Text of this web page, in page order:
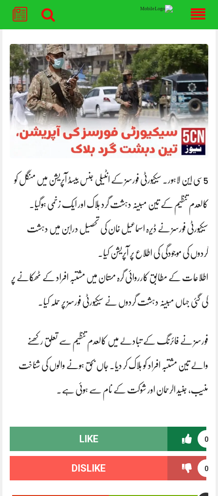
content
5سی این لاہور۔ سیکیورٹی فورسز کے انٹیلی جنس بیسڈ آپریشن میں منگل کو
کالعدم تنظیم کے تین مبینہ دہشت گرد ہلاک اور ایک زخمی ہوگیا۔
سیکیورٹی فورسز نے ڈیرہ اسماعیل خان کی تحصیل درابن میں دہشت
گردوں کی موجودگی کی اطلاع پر آپریشن کیا۔
اطلاعات کے مطابق کارروائی گرہ مستان میں مشتبہ افراد کے ٹھکانے پر
کی گئی جہاں مبینہ دہشت گردوں نے سیکیورٹی فورسز پر حملہ کیا۔
فورسز نے فائرنگ کے تبادلے میں کالعدم تنظیم سے تعلق رکھنے
والے تین مشتبہ افراد کو ہلاک کر دیا۔ جاں بحق ہونے والوں کی شناخت
منیب، جنید الرحمان اور شوکت کے نام سے ہوئی ہے۔
0
LIKE
0
DISLIKE